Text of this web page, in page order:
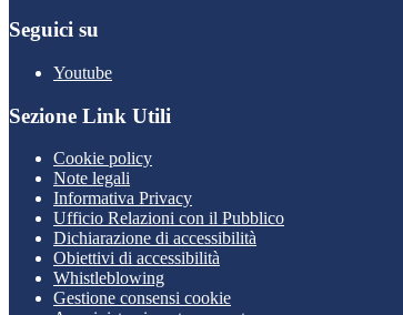
Seguici su
Youtube
Sezione Link Utili
Cookie policy
Note legali
Informativa Privacy
Ufficio Relazioni con il Pubblico
Dichiarazione di accessibilità
Obiettivi di accessibilità
Whistleblowing
Gestione consensi cookie